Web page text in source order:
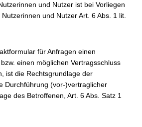
und Nutzer ist bei Vorliegen
und Nutzer Art. 6 Abs. 1 lit.
für Anfragen einen
einen möglichen Vertragsschluss
ist die Rechtsgrundlage der
Durchführung (vor-)vertraglicher
des Betroffenen, Art. 6 Abs. Satz 1